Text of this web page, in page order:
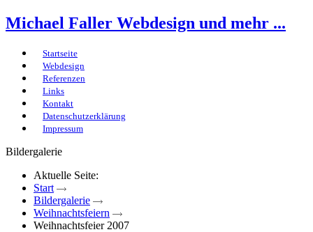
Michael Faller Webdesign und mehr ...
Startseite
Webdesign
Referenzen
Links
Kontakt
Datenschutzerklärung
Impressum
Bildergalerie
Aktuelle Seite:
Start
Bildergalerie
Weihnachtsfeiern
Weihnachtsfeier 2007